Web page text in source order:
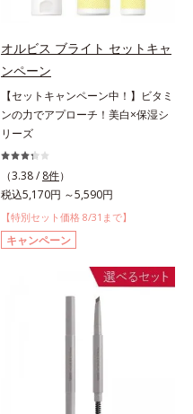
オルビス ブライト セットキャ
ンペーン
【セットキャンペーン中！】ビタミ
ンの力でアプローチ！美白×保湿シ
リーズ
（3.38 / 8件）
税込5,170円 ～5,590円
【特別セット価格 8/31まで】
キャンペーン